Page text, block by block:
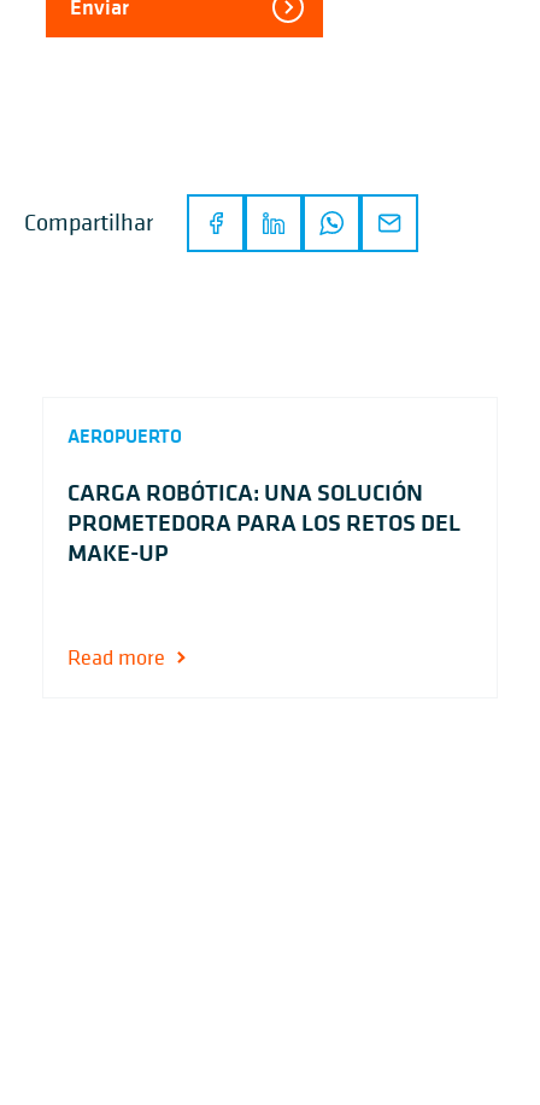
Enviar
Compartilhar
AEROPUERTO
CARGA ROBÓTICA: UNA SOLUCIÓN
PROMETEDORA PARA LOS RETOS DEL
MAKE-UP
Read more